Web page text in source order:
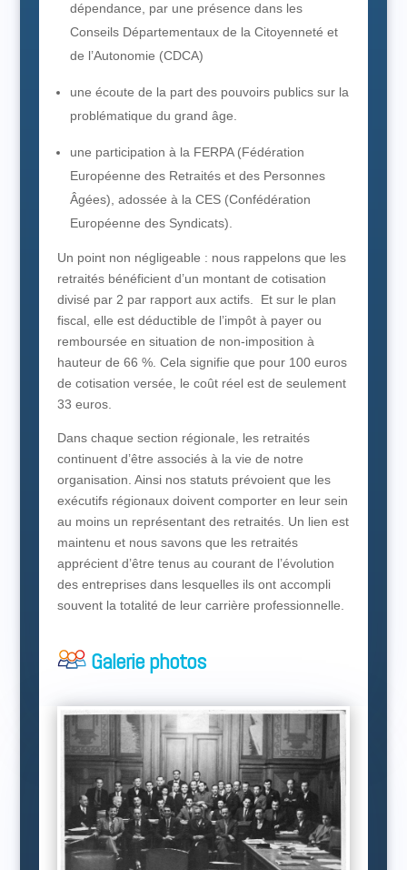
dépendance, par une présence dans les
Conseils Départementaux de la Citoyenneté et
de l’Autonomie (CDCA)
une écoute de la part des pouvoirs publics sur la
problématique du grand âge.
une participation à la FERPA (Fédération
Européenne des Retraités et des Personnes
Âgées), adossée à la CES (Confédération
Européenne des Syndicats).
Un point non négligeable : nous rappelons que les
retraités bénéficient d’un montant de cotisation
divisé par 2 par rapport aux actifs. Et sur le plan
fiscal, elle est déductible de l’impôt à payer ou
remboursée en situation de non-imposition à
hauteur de 66 %. Cela signifie que pour 100 euros
de cotisation versée, le coût réel est de seulement
33 euros.
Dans chaque section régionale, les retraités
continuent d’être associés à la vie de notre
organisation. Ainsi nos statuts prévoient que les
exécutifs régionaux doivent comporter en leur sein
au moins un représentant des retraités. Un lien est
maintenu et nous savons que les retraités
apprécient d’être tenus au courant de l’évolution
des entreprises dans lesquelles ils ont accompli
souvent la totalité de leur carrière professionnelle.
Galerie photos